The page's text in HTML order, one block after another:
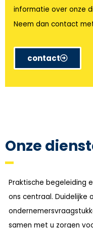
informatie over onze
Neem dan contact
contact
Onze
Praktische begeleiding
ons centraal. Duidelijke
samen met u zorgen